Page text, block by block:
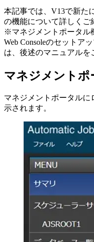
本記事では、V13で新た
の機能について詳しくご
※マネジメントポータル
Web Consoleのセットア
は、後述のマニュアルを
マネジメントポ
マネジメントポータルに
示されます。